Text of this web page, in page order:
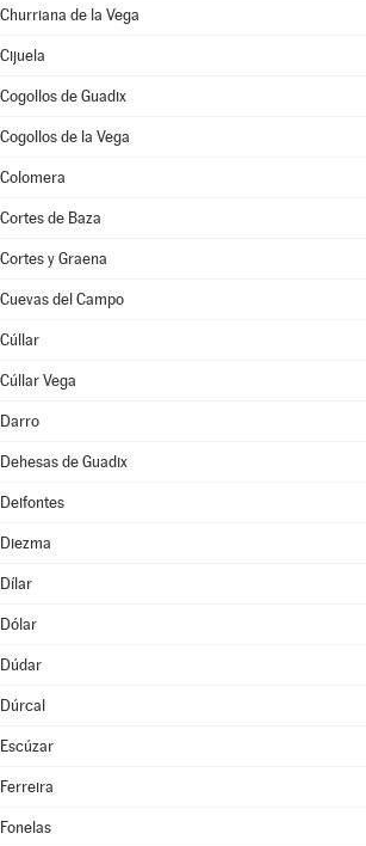
Churriana de la Vega
Cijuela
Cogollos de Guadix
Cogollos de la Vega
Colomera
Cortes de Baza
Cortes y Graena
Cuevas del Campo
Cúllar
Cúllar Vega
Darro
Dehesas de Guadix
Deifontes
Diezma
Dílar
Dólar
Dúdar
Dúrcal
Escúzar
Ferreira
Fonelas